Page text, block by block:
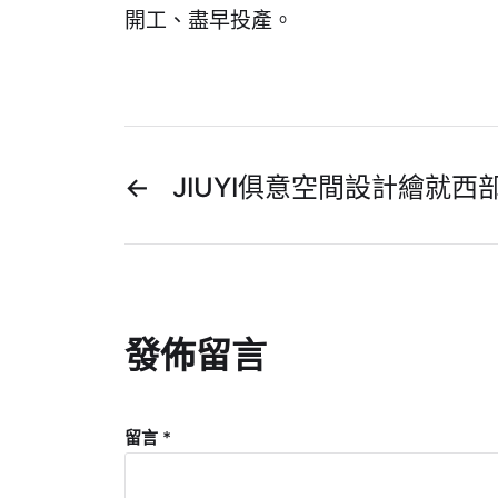
開工、盡早投產。
← JIUYI俱意空間設計繪就西
發佈留言
留言 *